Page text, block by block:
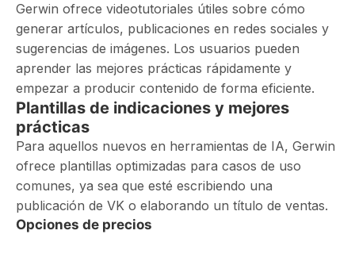
Gerwin ofrece videotutoriales útiles sobre cómo
generar artículos, publicaciones en redes sociales y
sugerencias de imágenes. Los usuarios pueden
aprender las mejores prácticas rápidamente y
empezar a producir contenido de forma eficiente.
Plantillas de indicaciones y mejores
prácticas
Para aquellos nuevos en herramientas de IA, Gerwin
ofrece plantillas optimizadas para casos de uso
comunes, ya sea que esté escribiendo una
publicación de VK o elaborando un título de ventas.
Opciones de precios